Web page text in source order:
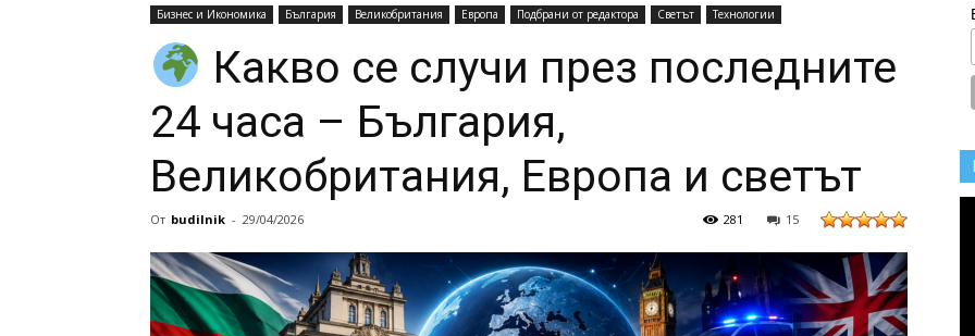
Бизнес и Икономика България Великобритания Европа Подбрани от редактора Светът Технологии
Какво се случи през последните
24 часа – България,
Великобритания, Европа и светът
От budilnik - 29/04/2026 15
281